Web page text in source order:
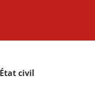
État civil